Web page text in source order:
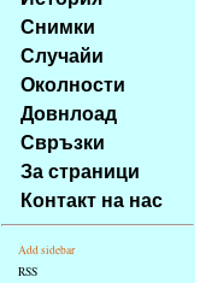
stránky
Klávesové
zkratky
tomto
webu
základní
Hlavní
strana
Снимки
Случайи
Околности
Довнлоад
Свръзки
За страници
Контакт на нас
Add sidebar
RSS